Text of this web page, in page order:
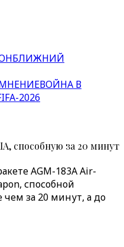
БЛИЖНИЙ
ВОЙНА В
2026
способную за 20 минут
AGM-183A Air-
способной
за 20 минут, а до